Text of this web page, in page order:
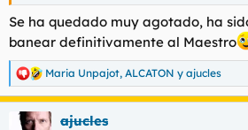
Se ha quedado muy agotado, ha
banear definitivamente al Maestro
R
e
a
c
Maria Unpajot, ALCATON y ajucles
ajucles